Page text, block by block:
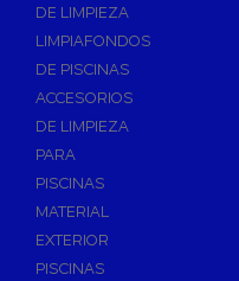
DE LIMPIEZA
LIMPIAFONDOS
DE PISCINAS
ACCESORIOS
DE LIMPIEZA
PARA
PISCINAS
MATERIAL
EXTERIOR
PISCINAS